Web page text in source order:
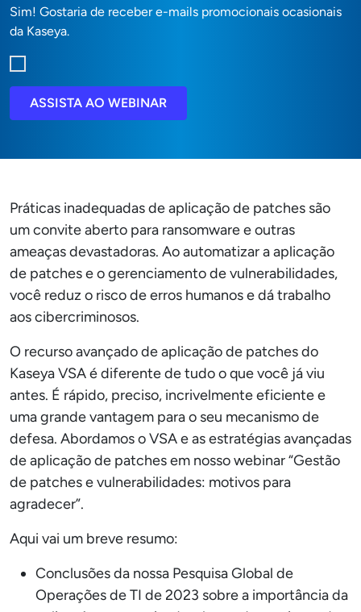
Sim! Gostaria de receber e-mails promocionais ocasionais
da Kaseya.
ASSISTA AO WEBINAR
Práticas inadequadas de aplicação de patches são
um convite aberto para ransomware e outras
ameaças devastadoras. Ao automatizar a aplicação
de patches e o gerenciamento de vulnerabilidades,
você reduz o risco de erros humanos e dá trabalho
aos cibercriminosos.
O recurso avançado de aplicação de patches do
Kaseya VSA é diferente de tudo o que você já viu
antes. É rápido, preciso, incrivelmente eficiente e
uma grande vantagem para o seu mecanismo de
defesa. Abordamos o VSA e as estratégias avançadas
de aplicação de patches em nosso webinar “Gestão
de patches e vulnerabilidades: motivos para
agradecer”.
Aqui vai um breve resumo:
Conclusões da nossa Pesquisa Global de
Operações de TI de 2023 sobre a importância da